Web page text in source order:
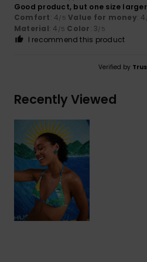
Good product, but one size
Comfort: 4/5 Value for money: 4
Material: 4 /5 Color: 3/5
I recommend this product
Verified by
Recently Viewed